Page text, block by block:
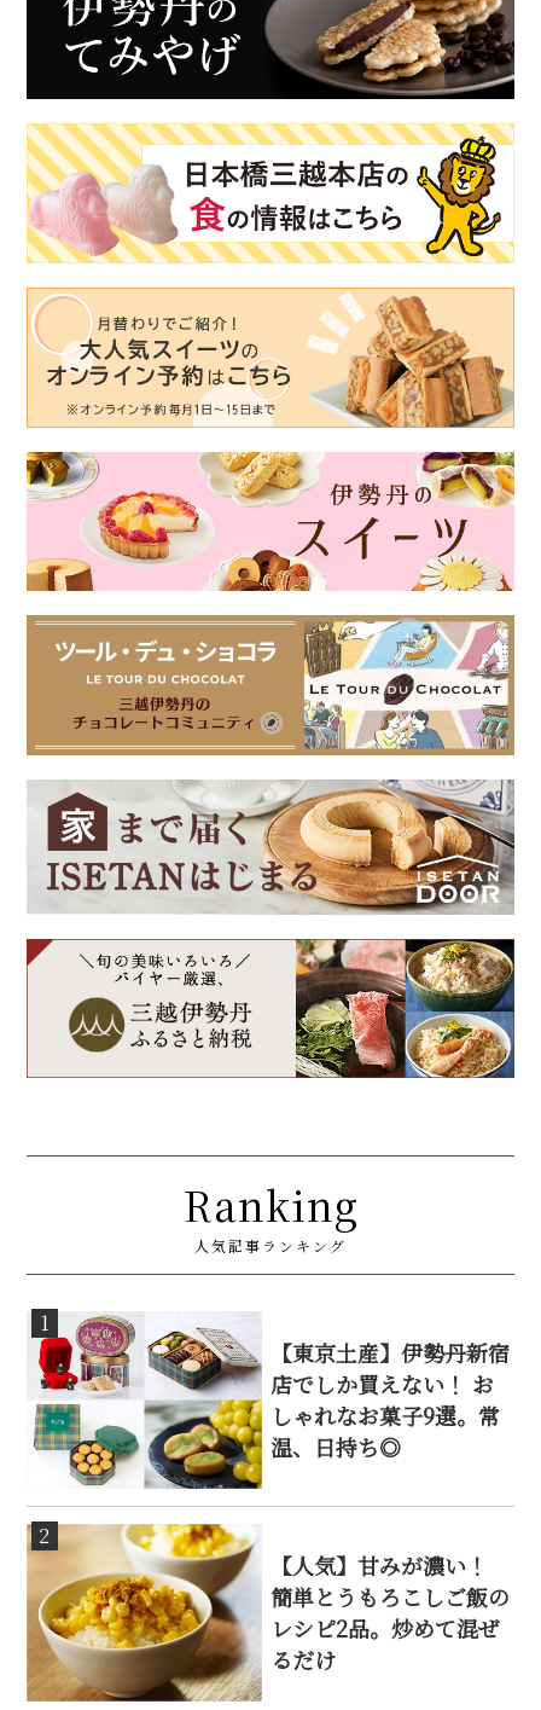
Ranking
人気記事ランキング
1
【東京土産】伊勢丹新宿
店でしか買えない！ お
しゃれなお菓子9選。常
温、日持ち◎
2
【人気】甘みが濃い！
簡単とうもろこしご飯の
レシピ2品。炒めて混ぜ
るだけ